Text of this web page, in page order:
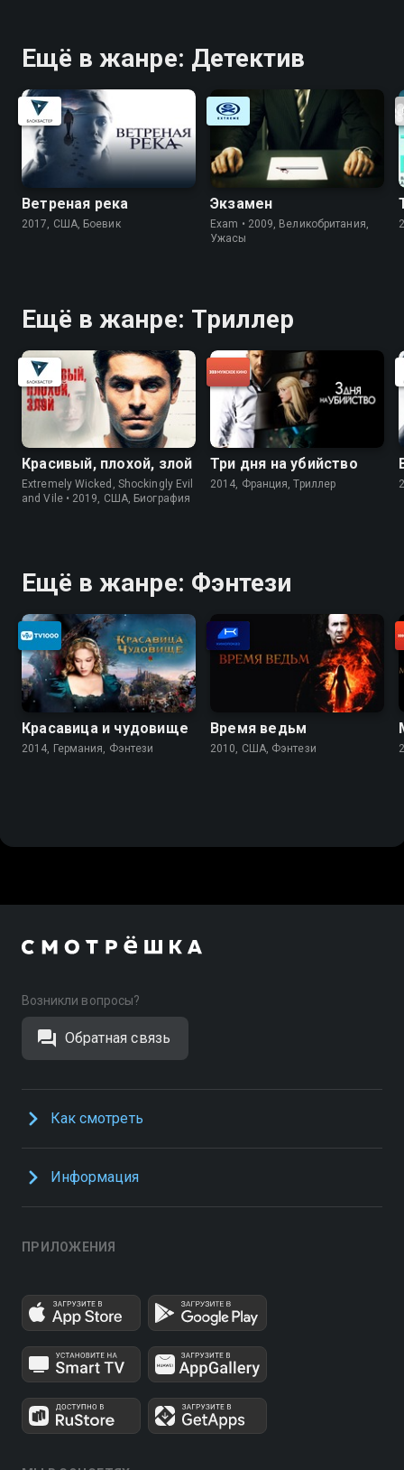
Ещё в жанре: Детектив
Ветреная река
2017, США, Боевик
Экзамен
Exam • 2009, Великобритания,
Ужасы
Ещё в жанре: Триллер
Красивый, плохой, злой
Extremely Wicked, Shockingly Evil
and Vile • 2019, США, Биография
Три дня на убийство
2014, Франция, Триллер
Ещё в жанре: Фэнтези
Красавица и чудовище
2014, Германия, Фэнтези
Время ведьм
2010, США, Фэнтези
Возникли вопросы?
Обратная связь
Как смотреть
Информация
ПРИЛОЖЕНИЯ